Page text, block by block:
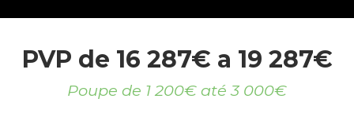
PVP de 16 287€ a 19 287€
Poupe de 1 200€ até 3 000€